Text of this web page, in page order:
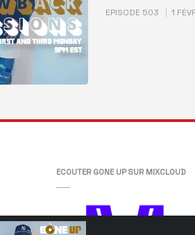
EPISODE 503 1
ECOUTER GONE UP SUR MIXCLOUD